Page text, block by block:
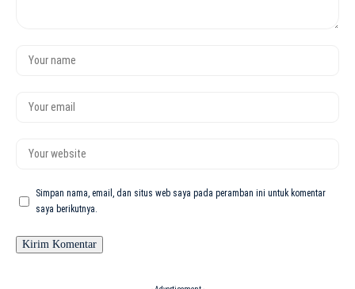
Simpan nama, email, dan situs web saya pada peramban ini untuk komentar
saya berikutnya.